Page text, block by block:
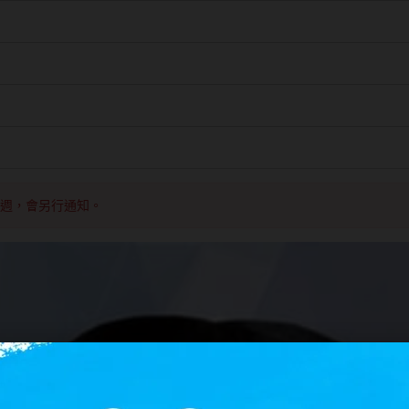
，會另行通知。